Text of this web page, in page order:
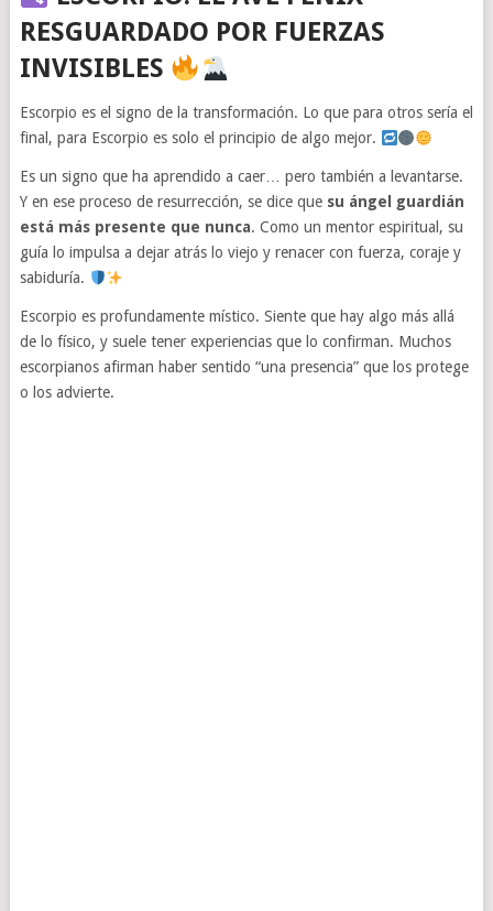
RESGUARDADO POR FUERZAS
INVISIBLES
Escorpio es el signo de la transformación. Lo que para otros sería el
final, para Escorpio es solo el principio de algo mejor.
Es un signo que ha aprendido a caer… pero también a levantarse.
Y en ese proceso de resurrección, se dice que su ángel guardián
está más presente que nunca. Como un mentor espiritual, su
guía lo impulsa a dejar atrás lo viejo y renacer con fuerza, coraje y
sabiduría.
Escorpio es profundamente místico. Siente que hay algo más allá
de lo físico, y suele tener experiencias que lo confirman. Muchos
escorpianos afirman haber sentido “una presencia” que los protege
o los advierte.